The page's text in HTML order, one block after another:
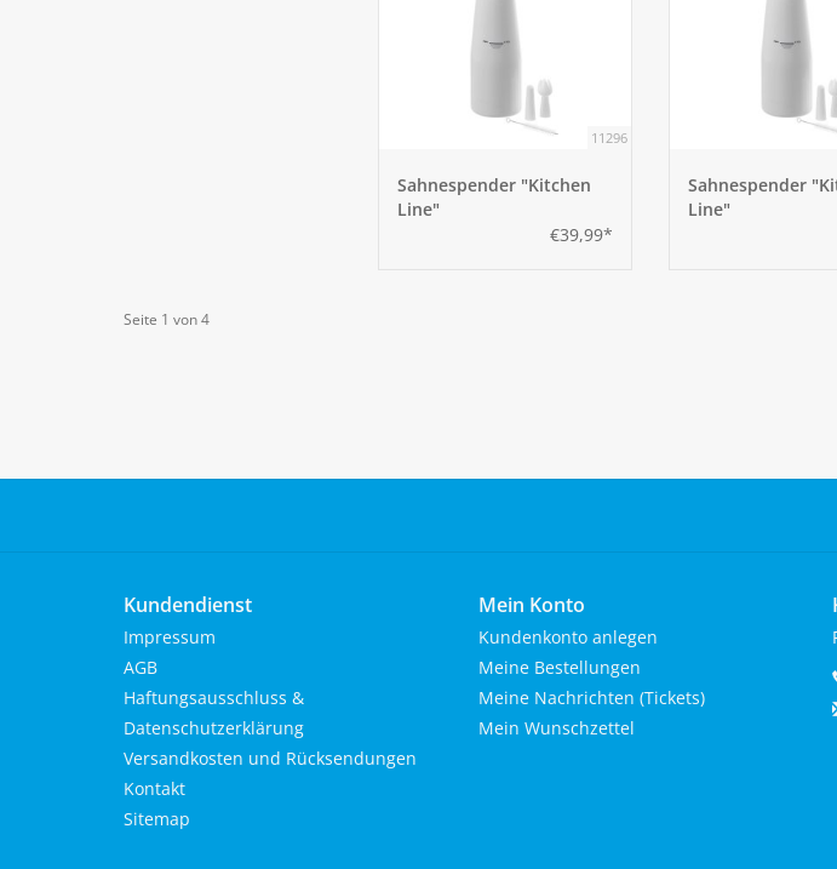
11296
Sahnespender "Kitchen
Line"
€39,99*
Sahnespender
Line"
Seite 1 von 4
Kundendienst
Impressum
AGB
Haftungsausschluss &
Datenschutzerklärung
Versandkosten und Rücksendungen
Kontakt
Sitemap
Mein Konto
Kundenkonto anlegen
Meine Bestellungen
Meine Nachrichten (Tickets)
Mein Wunschzettel